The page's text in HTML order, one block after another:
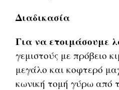
Διαδικασία
Για να ετοιμάσουμε
γεμιστούς με πρόβειο
μεγάλο και κοφτερό
κωνική τομή γύρω από